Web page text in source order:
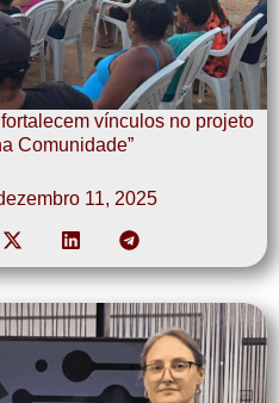
vínculos no projeto
Comunidade”
11, 2025